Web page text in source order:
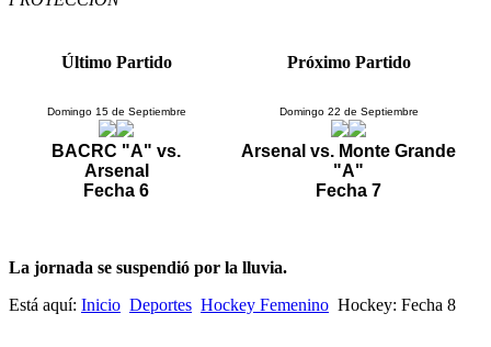
Último Partido Próximo Partido
Domingo 15 de Septiembre
BACRC "A" vs.
Arsenal
Fecha 6
Domingo 22 de Septiembre
Arsenal vs. Monte Grande
"A"
Fecha 7
La jornada se suspendió por la lluvia.
Está aquí: Inicio Deportes Hockey Femenino Hockey: Fecha 8